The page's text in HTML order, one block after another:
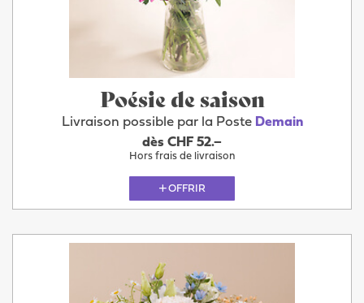
Poésie de saison
Livraison possible par la Poste Demain
dès CHF 52.–
Hors frais de livraison
OFFRIR